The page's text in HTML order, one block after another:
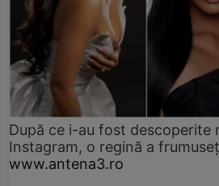
După ce i-au fost descoperite
Instagram, o regină a
www.antena3.ro